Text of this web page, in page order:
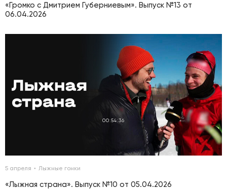
«Громко с Дмитрием Губерниевым». Выпуск №13 от
06.04.2026
00:54:36
5 апреля Лыжные гонки
«Лыжная страна». Выпуск №10 от 05.04.2026